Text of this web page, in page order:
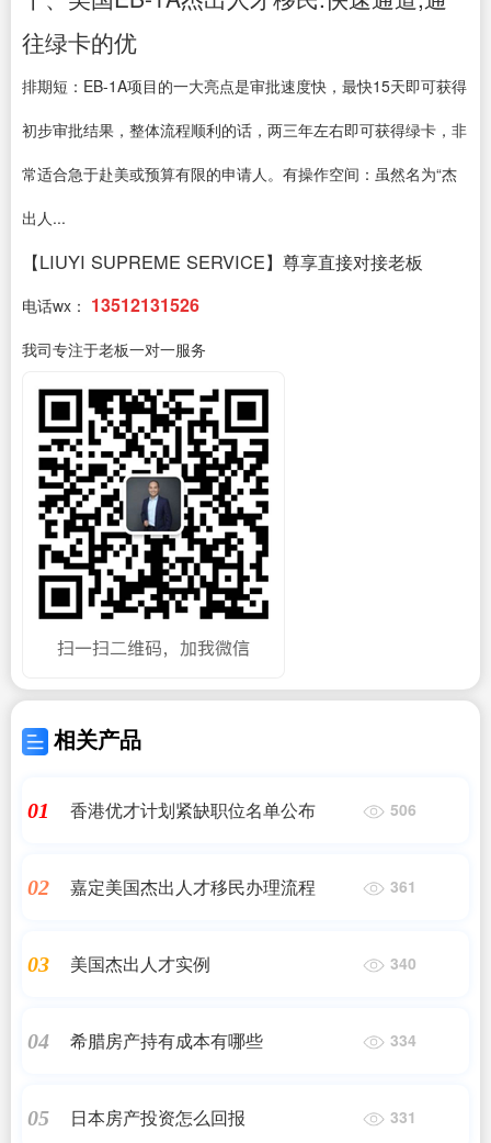
往绿卡的优
排期短：EB-1A项目的一大亮点是审批速度快，最快15天即可获得
初步审批结果，整体流程顺利的话，两三年左右即可获得绿卡，非
常适合急于赴美或预算有限的申请人。有操作空间：虽然名为“杰
出人...
【LIUYI SUPREME SERVICE】尊享直接对接老板
电话wx： 13512131526
我司专注于老板一对一服务
相关产品
01 香港优才计划紧缺职位名单公布 506
02 嘉定美国杰出人才移民办理流程 361
03 美国杰出人才实例 340
04 希腊房产持有成本有哪些 334
05 日本房产投资怎么回报 331